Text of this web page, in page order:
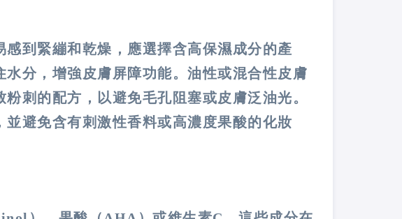
到緊繃和乾燥，應選擇含高保濕成分的產
分，增強皮膚屏障功能。油性或混合性皮膚
刺的配方，以避免毛孔阻塞或皮膚泛油光。
避免含有刺激性香料或高濃度果酸的化妝